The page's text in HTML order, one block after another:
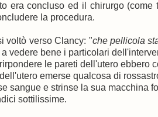
era concluso ed il chirurgo
la procedura.
voltò verso Clancy: "che pellicola
vedere bene i particolari
le pareti dell'utero ebbero
emerse qualcosa di
sangue e strinse la sua macchina
sottilissime.